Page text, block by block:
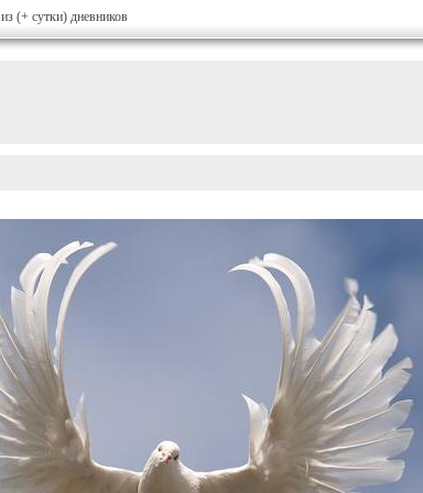
из (+ сутки) дневников